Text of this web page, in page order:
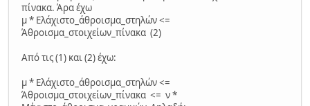
πίνακα. Άρα έχω
μ * Ελάχιστο_άθροισμα_στηλών <=
Άθροισμα_στοιχείων_πίνακα (2)
Από τις (1) και (2) έχω:
μ * Ελάχιστο_άθροισμα_στηλών <=
Άθροισμα_στοιχείων_πίνακα <= ν *